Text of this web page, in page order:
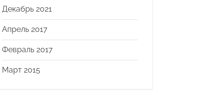
Декабрь 2021
Апрель 2017
Февраль 2017
Март 2015